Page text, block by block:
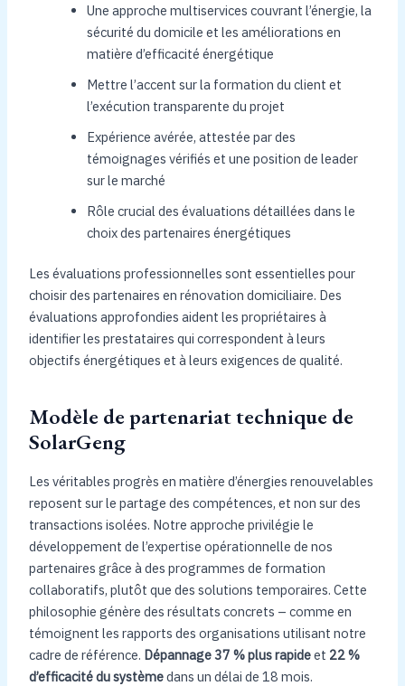
Une approche multiservices couvrant l’énergie, la
sécurité du domicile et les améliorations en
matière d’efficacité énergétique
Mettre l’accent sur la formation du client et
l’exécution transparente du projet
Expérience avérée, attestée par des
témoignages vérifiés et une position de leader
sur le marché
Rôle crucial des évaluations détaillées dans le
choix des partenaires énergétiques
Les évaluations professionnelles sont essentielles pour
choisir des partenaires en rénovation domiciliaire. Des
évaluations approfondies aident les propriétaires à
identifier les prestataires qui correspondent à leurs
objectifs énergétiques et à leurs exigences de qualité.
Modèle de partenariat technique de
SolarGeng
Les véritables progrès en matière d’énergies renouvelables
reposent sur le partage des compétences, et non sur des
transactions isolées. Notre approche privilégie le
développement de l’expertise opérationnelle de nos
partenaires grâce à des programmes de formation
collaboratifs, plutôt que des solutions temporaires. Cette
philosophie génère des résultats concrets – comme en
témoignent les rapports des organisations utilisant notre
cadre de référence. Dépannage 37 % plus rapideet 22 %
d’efficacité du systèmedans un délai de 18 mois.